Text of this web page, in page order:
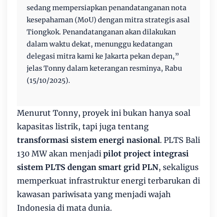
sedang mempersiapkan penandatanganan nota
kesepahaman (MoU) dengan mitra strategis asal
Tiongkok. Penandatanganan akan dilakukan
dalam waktu dekat, menunggu kedatangan
delegasi mitra kami ke Jakarta pekan depan,”
jelas Tonny dalam keterangan resminya, Rabu
(15/10/2025).
Menurut Tonny, proyek ini bukan hanya soal
kapasitas listrik, tapi juga tentang
transformasi sistem energi nasional. PLTS Bali
130 MW akan menjadi pilot project integrasi
sistem PLTS dengan smart grid PLN, sekaligus
memperkuat infrastruktur energi terbarukan di
kawasan pariwisata yang menjadi wajah
Indonesia di mata dunia.